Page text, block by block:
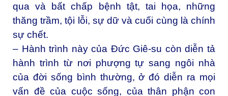
qua và bất chấp bệnh tật, tai họa, những
thăng trầm, tội lỗi, sự dữ và cuối cùng là chính
sự chết.
– Hành trình này của Đức Giê-su còn diễn tả
hành trình từ nơi phượng tự sang ngôi nhà
của đời sống bình thường, ở đó diễn ra mọi
vấn đề của cuộc sống, của thân phận con